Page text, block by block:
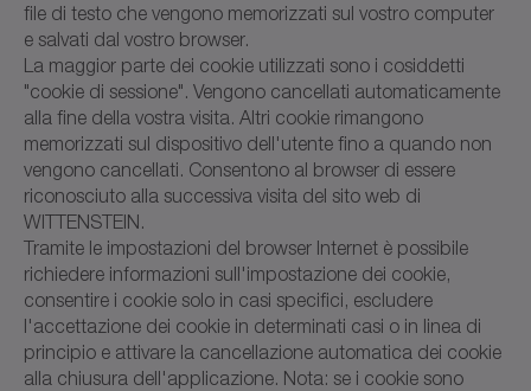
file di testo che vengono memorizzati sul vostro computer
e salvati dal vostro browser.
La maggior parte dei cookie utilizzati sono i cosiddetti
"cookie di sessione". Vengono cancellati automaticamente
alla fine della vostra visita. Altri cookie rimangono
memorizzati sul dispositivo dell'utente fino a quando non
vengono cancellati. Consentono al browser di essere
riconosciuto alla successiva visita del sito web di
WITTENSTEIN.
Tramite le impostazioni del browser Internet è possibile
richiedere informazioni sull'impostazione dei cookie,
consentire i cookie solo in casi specifici, escludere
l'accettazione dei cookie in determinati casi o in linea di
principio e attivare la cancellazione automatica dei cookie
alla chiusura dell'applicazione. Nota: se i cookie sono